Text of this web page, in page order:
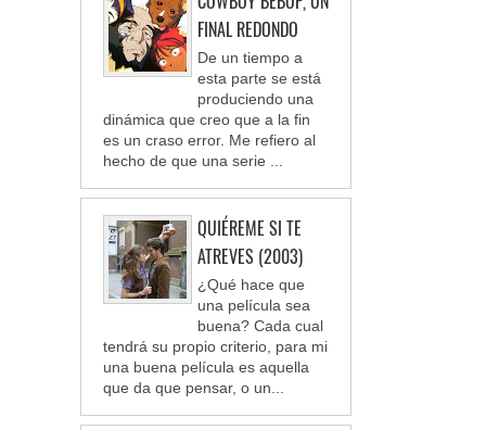
FINAL REDONDO
De un tiempo a
esta parte se está
produciendo una
dinámica que creo que a la fin
es un craso error. Me refiero al
hecho de que una serie ...
QUIÉREME SI TE
ATREVES (2003)
¿Qué hace que
una película sea
buena? Cada cual
tendrá su propio criterio, para mi
una buena película es aquella
que da que pensar, o un...